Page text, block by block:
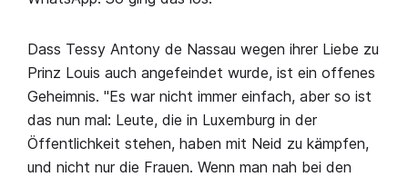
Dass Tessy Antony de Nassau wegen ihrer Liebe zu
Prinz Louis auch angefeindet wurde, ist ein offenes
Geheimnis. "Es war nicht immer einfach, aber so ist
das nun mal: Leute, die in Luxemburg in der
Öffentlichkeit stehen, haben mit Neid zu kämpfen,
und nicht nur die Frauen. Wenn man nah bei den